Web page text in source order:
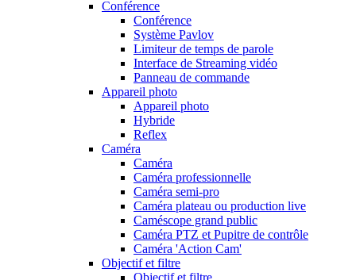
Conférence
Conférence
Système Pavlov
Limiteur de temps de parole
Interface de Streaming vidéo
Panneau de commande
Appareil photo
Appareil photo
Hybride
Reflex
Caméra
Caméra
Caméra professionnelle
Caméra semi-pro
Caméra plateau ou production live
Caméscope grand public
Caméra PTZ et Pupitre de contrôle
Caméra 'Action Cam'
Objectif et filtre
Objectif et filtre